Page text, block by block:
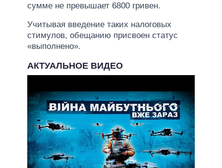
сумме не превышает 6800 гривен.
Учитывая введение таких налоговых
стимулов, обещанию присвоен статус
«выполнено».
АКТУАЛЬНОЕ ВИДЕО